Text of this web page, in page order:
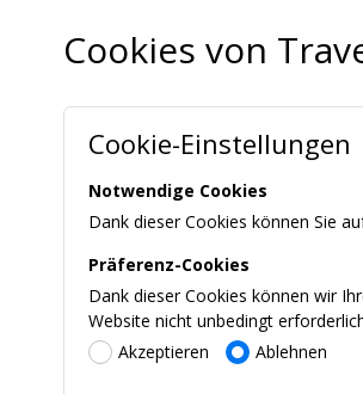
Cookies von
Cookie-Einstellungen
Notwendige Cookies
Dank dieser Cookies können Sie
Präferenz-Cookies
Dank dieser Cookies können wir
Website nicht unbedingt
Akzeptieren
Ablehnen